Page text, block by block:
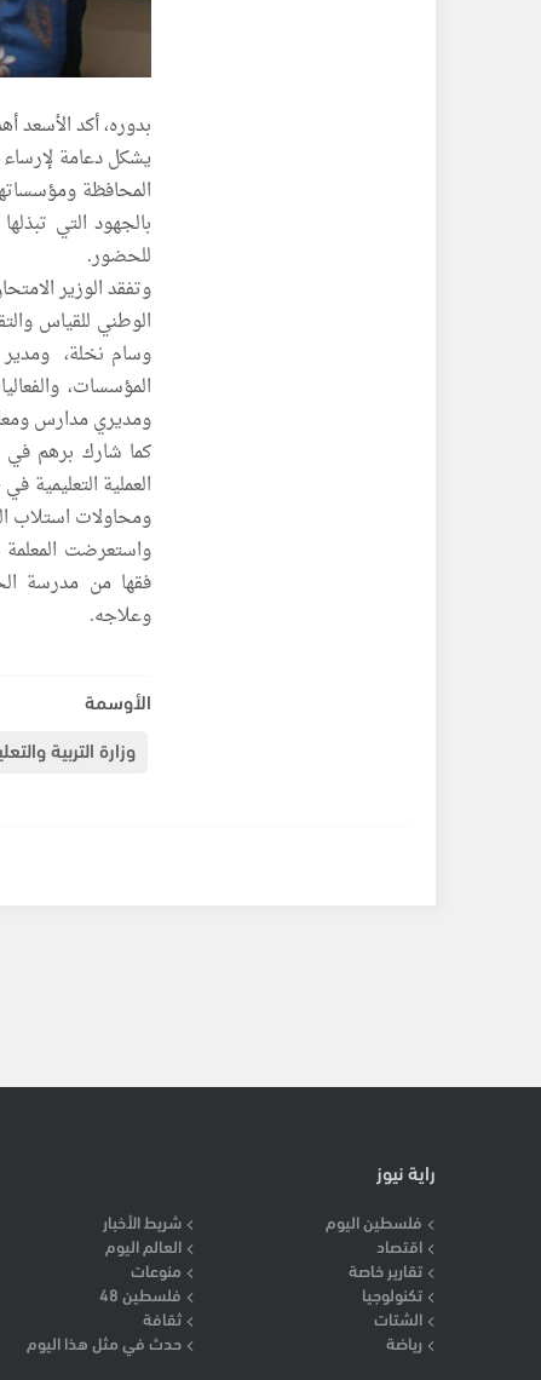
بدوره، أكد الأسعد
يشكل دعامة لإرساء
المحافظة
بالجهود التي
للحضور.
وتفقد الوزير
الوطني للقياس
وسام نخلة،
المؤسسات،
ومديري مدارس
كما شارك برهم في
العملية التعليمية
ومحاولات استلاب
واستعرضت
فقها من مدرسة
وعلاجه.
الأوسمة
وزارة التربية
راية نيوز
فلسطين اليوم
شريط الأخبار
اقتصاد
العالم اليوم
تقارير خاصة
منوعات
تكنولوجيا
فلسطين 48
الشتات
ثقافة
رياضة
حدث في مثل هذا اليوم